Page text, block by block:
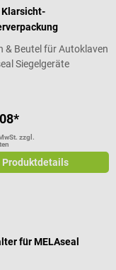
Klarsicht-
& Beutel für Autoklaven
Siegelgeräte
zzgl.
Produktdetails
für MELAseal